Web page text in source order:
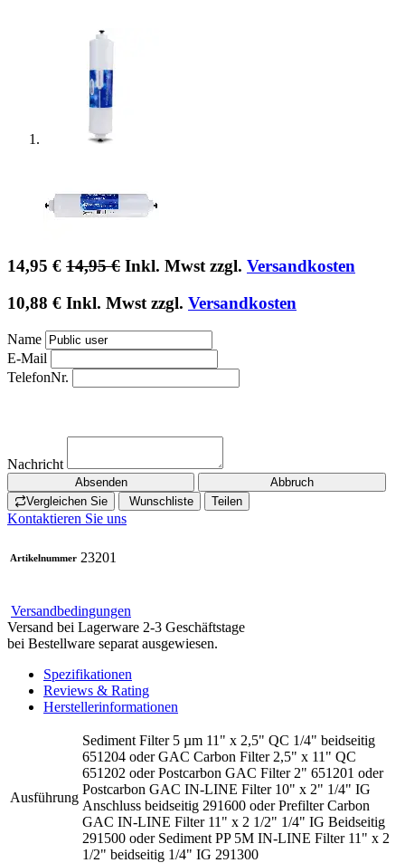
14,95 € 14,95€ Inkl. Mwst zzgl. Versandkosten
10,88 € Inkl. Mwst zzgl. Versandkosten
Name
E-Mail
TelefonNr.
Nachricht
Absenden
Abbruch
Vergleichen Sie
Wunschliste Teilen
Kontaktieren Sie uns
Artikelnummer 23201
Versandbedingungen
Versand bei Lagerware 2-3 Geschäftstage
bei Bestellware separat ausgewiesen.
Spezifikationen
Reviews & Rating
Herstellerinformationen
Ausführung
Sediment Filter 5 µm 11" x 2,5" QC 1/4" beidseitig
651204 oderGAC Carbon Filter 2,5" x 11" QC
651202 oderPostcarbon GAC Filter 2" 651201 oder
Postcarbon GAC IN-LINE Filter 10" x 2" 1/4" IG
Anschluss beidseitig 291600 oderPrefilter Carbon
GAC IN-LINE Filter 11" x 2 1/2" 1/4" IG Beidseitig
291500 oder Sediment PP 5M IN-LINE Filter 11" x 2
1/2" beidseitig 1/4" IG 291300